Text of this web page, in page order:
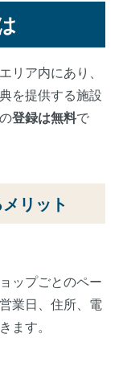
リア内にあり、
を提供する施設
登録は無料で
リット
ップごとのペー
業日、住所、電
ます。